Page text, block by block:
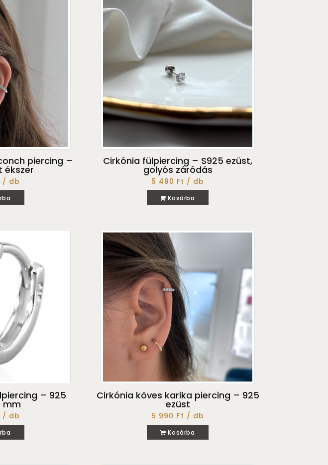
piercing –
ékszer
/ db
Cirkónia fülpiercing – S925 ezüst,
golyós záródás
5 490 Ft / db
Kosárba
– 925
mm
/ db
Cirkónia köves karika piercing – 925
ezüst
5 990 Ft / db
Kosárba